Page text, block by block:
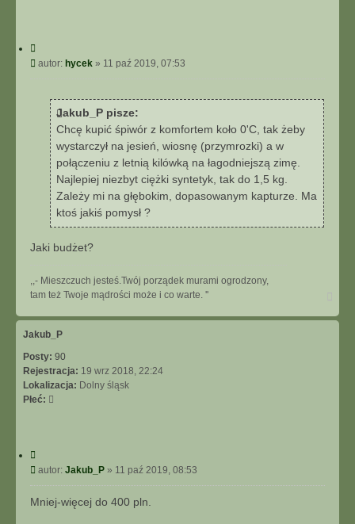
yPautor: hycek » 11 paź 2019, 07:53
Jakub_P pisze:
Chcę kupić śpiwór z komfortem koło 0'C, tak żeby
wystarczył na jesień, wiosnę (przymrozki) a w
połączeniu z letnią kilówką na łagodniejszą zimę.
Najlepiej niezbyt ciężki syntetyk, tak do 1,5 kg.
Zależy mi na głębokim, dopasowanym kapturze. Ma
ktoś jakiś pomysł ?
Jaki budżet?
,,- Mieszczuch jesteś.Twój porządek murami ogrodzony,
tam też Twoje mądrości może i co warte. ''
g
Jakub_P
Posty: 90
Rejestracja: 19 wrz 2018, 22:24
Lokalizacja: Dolny śląsk
Płeć:
y
j
P
o
s
autor: Jakub_P » 11 paź 2019, 08:53
Mniej-więcej do 400 pln.